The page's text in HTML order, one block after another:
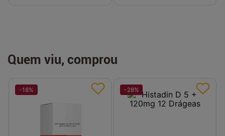
Quem viu, comprou
-18% -28%